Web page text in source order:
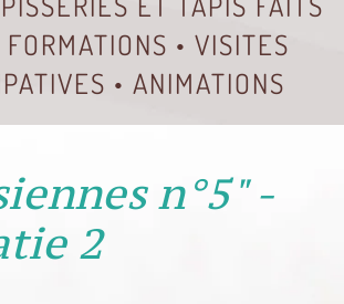
• VISITES
• ANIMATIONS
n°5" -
2